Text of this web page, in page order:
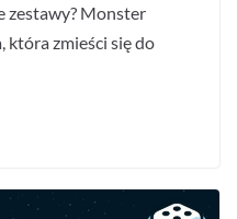
zestawy? Monster
która zmieści się do